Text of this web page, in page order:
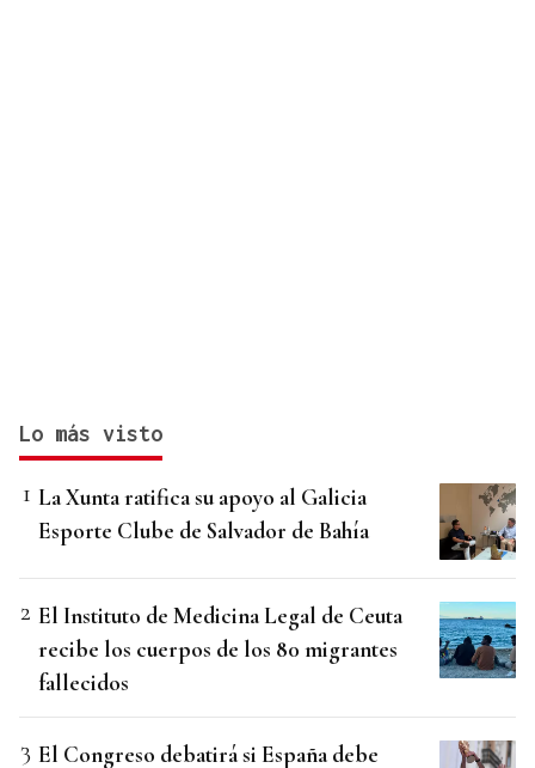
Lo más visto
La Xunta ratifica su apoyo al Galicia
Esporte Clube de Salvador de Bahía
El Instituto de Medicina Legal de Ceuta
recibe los cuerpos de los 80 migrantes
fallecidos
El Congreso debatirá si España debe